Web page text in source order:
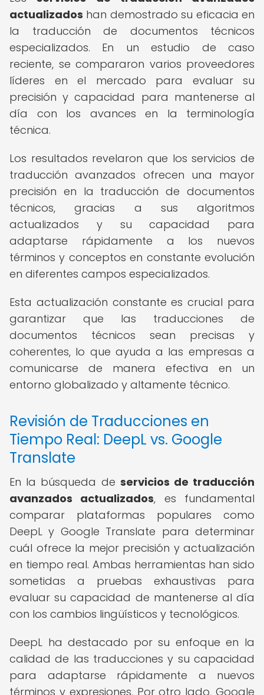
actualizados han demostrado su eficacia en
la traducción de documentos técnicos
especializados. En un estudio de caso
reciente, se compararon varios proveedores
líderes en el mercado para evaluar su
precisión y capacidad para mantenerse al
día con los avances en la terminología
técnica.
Los resultados revelaron que los servicios de
traducción avanzados ofrecen una mayor
precisión en la traducción de documentos
técnicos, gracias a sus algoritmos
actualizados y su capacidad para
adaptarse rápidamente a los nuevos
términos y conceptos en constante evolución
en diferentes campos especializados.
Esta actualización constante es crucial para
garantizar que las traducciones de
documentos técnicos sean precisas y
coherentes, lo que ayuda a las empresas a
comunicarse de manera efectiva en un
entorno globalizado y altamente técnico.
Revisión de Traducciones en
Tiempo Real: DeepL vs. Google
Translate
En la búsqueda de servicios de traducción
avanzados actualizados, es fundamental
comparar plataformas populares como
DeepL y Google Translate para determinar
cuál ofrece la mejor precisión y actualización
en tiempo real. Ambas herramientas han sido
sometidas a pruebas exhaustivas para
evaluar su capacidad de mantenerse al día
con los cambios lingüísticos y tecnológicos.
DeepL ha destacado por su enfoque en la
calidad de las traducciones y su capacidad
para adaptarse rápidamente a nuevos
términos y expresiones. Por otro lado, Google